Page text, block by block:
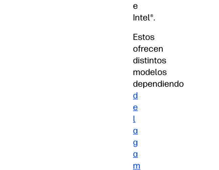
e
Intel®.
Estos
ofrecen
distintos
modelos
dependiendo
d
e
l
a
g
a
m